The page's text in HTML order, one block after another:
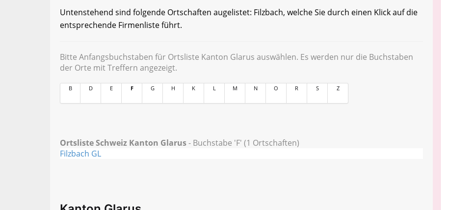
Untenstehend sind folgende Ortschaften augelistet: Filzbach, welche Sie durch einen Klick auf die
entsprechende Firmenliste führt.
Bitte Anfangsbuchstaben für Ortsliste Kanton Glarus auswählen. Es werden nur die Buchstaben
der Orte mit Treffern angezeigt.
B D E F G H K L M N O R S Z
Ortsliste Schweiz Kanton Glarus- Buchstabe 'F' (1 Ortschaften)
Filzbach GL